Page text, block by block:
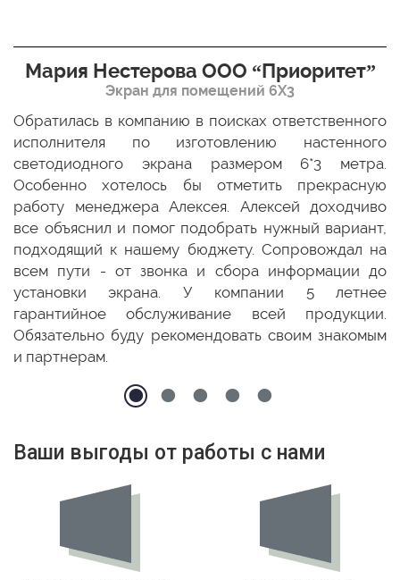
Мария Нестерова ООО “Приоритет”
Экран для помещений 6Х3
Обратилась в компанию в поисках ответственного
исполнителя по изготовлению настенного
светодиодного экрана размером 6*3 метра.
Особенно хотелось бы отметить прекрасную
работу менеджера Алексея. Алексей доходчиво
все объяснил и помог подобрать нужный вариант,
подходящий к нашему бюджету. Сопровождал на
всем пути - от звонка и сбора информации до
установки экрана. У компании 5 летнее
гарантийное обслуживание всей продукции.
Обязательно буду рекомендовать своим знакомым
и партнерам.
Ваши выгоды от работы с нами